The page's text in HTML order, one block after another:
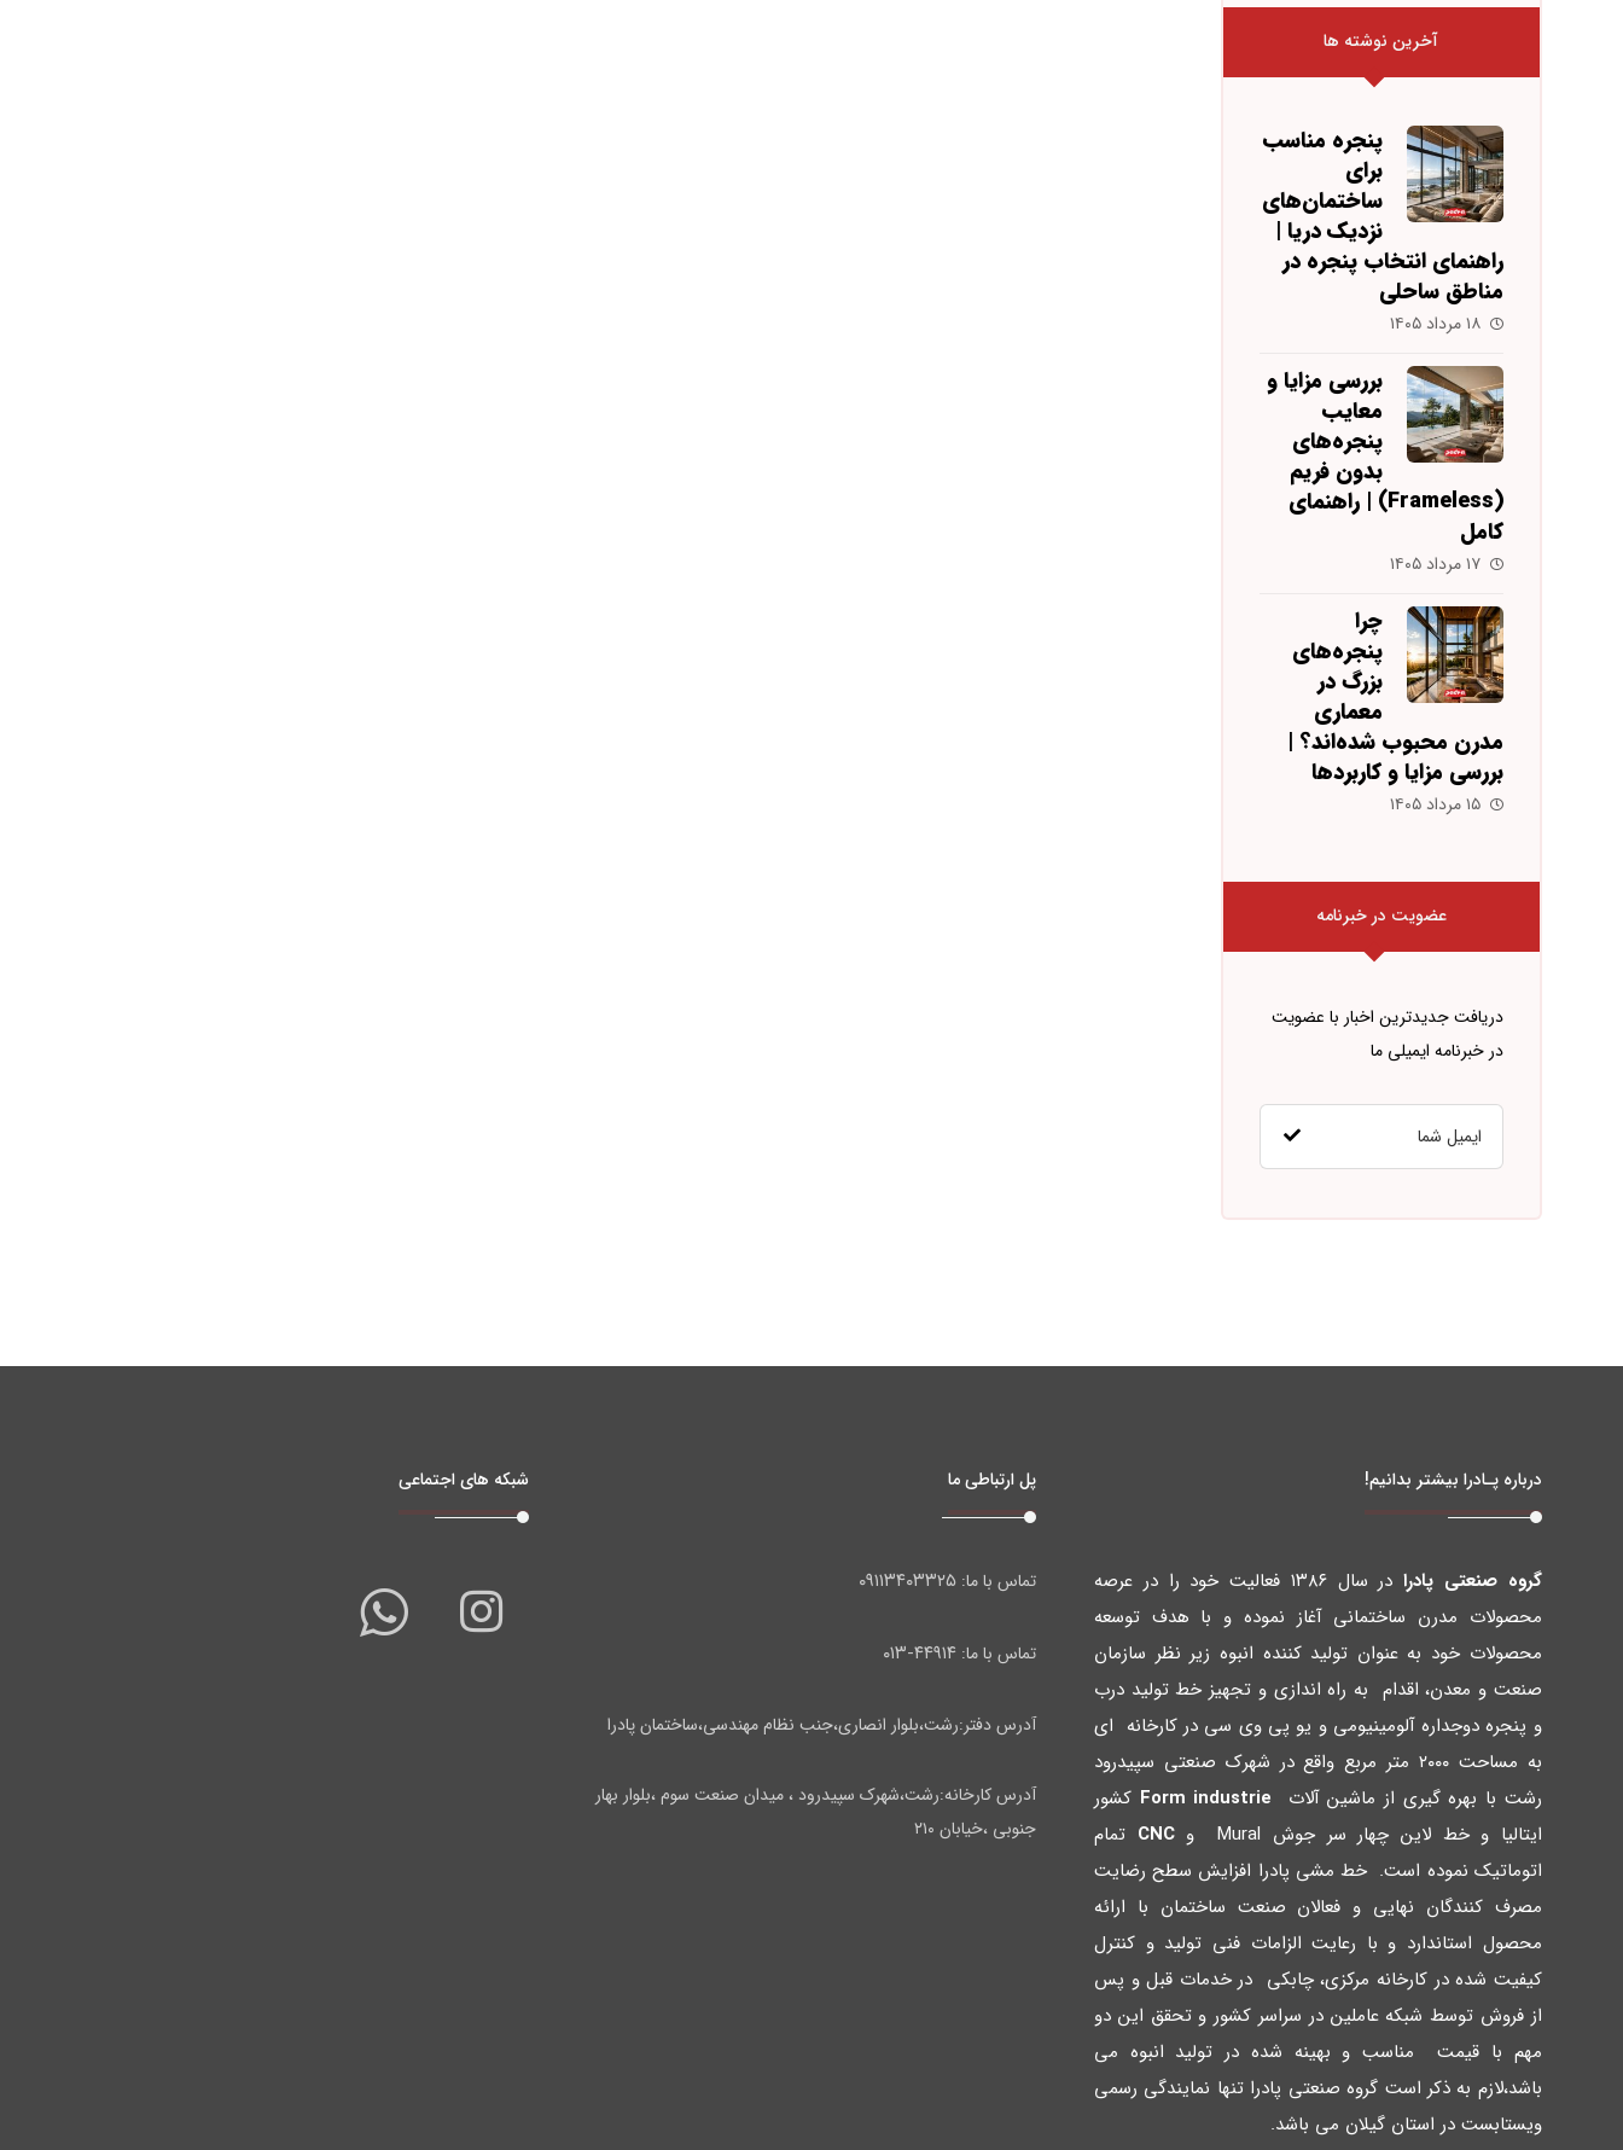
آخرین نوشته ها
پنجره مناسب
برای
ساختمان‌های
نزدیک دریا |
راهنمای انتخاب پنجره در
مناطق ساحلی
۱۸ مرداد ۱۴۰۵
بررسی مزایا و
معایب
پنجره‌های
بدون فریم
(Frameless) | راهنمای
کامل
۱۷ مرداد ۱۴۰۵
چرا
پنجره‌های
بزرگ در
معماری
مدرن محبوب شده‌اند؟ |
بررسی مزایا و کاربردها
۱۵ مرداد ۱۴۰۵
عضویت در خبرنامه
دریافت جدیدترین اخبار با عضویت
در خبرنامه ایمیلی ما
درباره پـادرا بیشتر بدانیم!
گروه صنعتی پادرا
در سال ۱۳۸۶ فعالیت خود را در عرصه
محصولات مدرن ساختمانی آغاز نموده و با هدف توسعه
محصولات خود به عنوان تولید کننده انبوه زیر نظر سازمان
صنعت و معدن، اقدام به راه اندازي و تجهیز خط تولید درب
و پنجره دوجداره آلومینیومی و یو پی وي سی در کارخانه اي
به مساحت ۲۰۰۰ متر مربع واقع در شهرك صنعتی سپیدرود
رشت با بهره گیري از ماشین آلات Form industrie کشور
ایتالیا و خط لاین چهار سر جوش Mural و
CNC تمام
اتوماتیک نموده است. خط مشی پادرا افزایش سطح رضایت
مصرف کنندگان نهایی و فعالان صنعت ساختمان با ارائه
محصول استاندارد و با رعایت الزامات فنی تولید و کنترل
کیفیت شده در کارخانه مرکزي، چابکی در خدمات قبل و پس
از فروش توسط شبکه عاملین در سراسر کشور و تحقق این دو
مهم با قیمت مناسب و بهینه شده در تولید انبوه می
باشد،لازم به ذکر است گروه صنعتی پادرا تنها نمایندگی رسمی
ویستابست در استان گیلان می باشد.
پل ارتباطی ما
تماس با ما:۰۹۱۱۳۴۰۳۳۲۵
تماس با ما: ۴۴۹۱۴-۰۱۳
آدرس دفتر:رشت،بلوار انصاری،جنب نظام مهندسی،ساختمان پادرا
آدرس کارخانه:رشت،شهرک سپیدرود ، میدان صنعت سوم ،بلوار بهار
جنوبی ،خیابان ۲۱۰
شبکه های اجتماعی